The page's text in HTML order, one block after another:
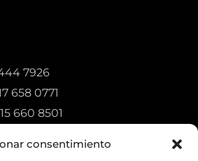
consentimiento
7926
658 0771
660 8501